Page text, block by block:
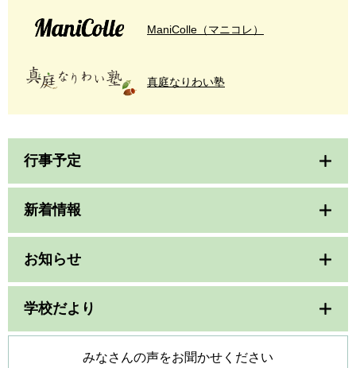
ManiColle（マニコレ）
真庭なりわい塾
行事予定
新着情報
お知らせ
学校だより
みなさんの声をお聞かせください